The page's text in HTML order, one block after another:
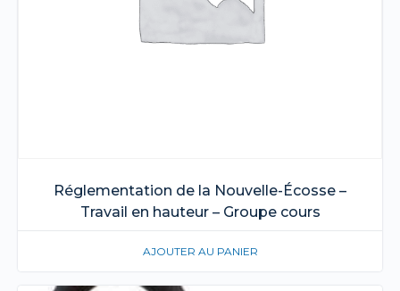
Réglementation de la Nouvelle-Écosse –
Travail en hauteur – Groupe cours
AJOUTER AU PANIER